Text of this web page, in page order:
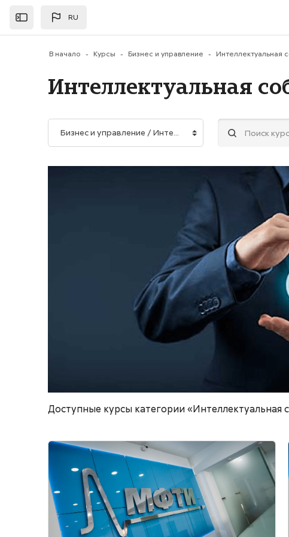
Открыть RU
В начало Курсы Бизнес и управление
Интеллектуальная
Категории курсов
Поиск курса
Доступные курсы категории «Интеллектуальная
Изображение курса" Управление